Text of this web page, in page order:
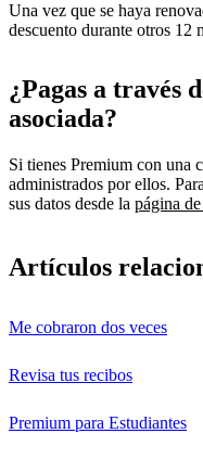
Una vez que se haya
descuento durante otros 12
¿Pagas a través
asociada?
Si tienes Premium con una
administrados por ellos.
sus datos desde la página
Artículos
Me cobraron dos veces
Revisa tus recibos
Premium para Estudiantes